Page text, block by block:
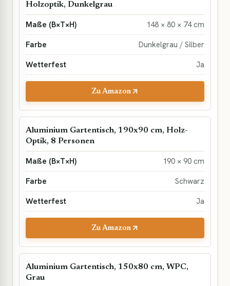
Holzoptik, Dunkelgrau
148 × 80 × 74 cm
Dunkelgrau / Silber
Ja
Zu Amazon
Aluminium Gartentisch, 190x90 cm, Holz-
Optik, 8 Personen
190 × 90 cm
Schwarz
Ja
Zu Amazon
Aluminium Gartentisch, 150x80 cm, WPC,
Grau